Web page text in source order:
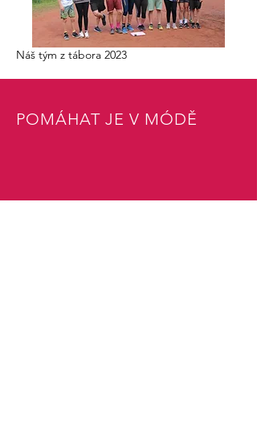
Náš tým z tábora 2023
POMÁHAT JE V MÓDĚ